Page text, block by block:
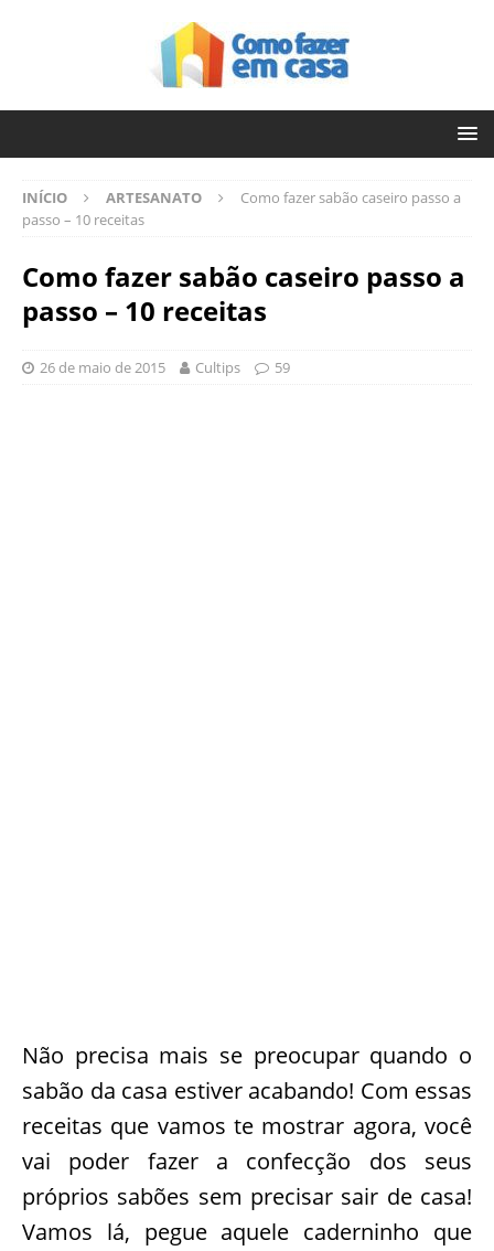
INÍCIO ARTESANATO
Como fazer sabão caseiro passo a
passo – 10 receitas
Como fazer sabão caseiro passo a
passo – 10 receitas
26 de maio de 2015 Cultips 59
Não precisa mais se preocupar quando o
sabão da casa estiver acabando! Com essas
receitas que vamos te mostrar agora, você
vai poder fazer a confecção dos seus
próprios sabões sem precisar sair de casa!
Vamos lá, pegue aquele caderninho que